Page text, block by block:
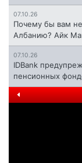
07.10.26
Почему бы вам
Албанию? Айк
07.10.26
IDBank
пенсионных